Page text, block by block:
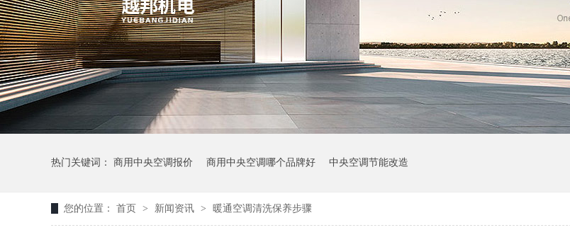
热门关键词： 商用中央空调报价 商用中央空调哪个品牌好 中央空调节能改造
您的位置： 首页 > 新闻资讯 > 暖通空调清洗保养步骤